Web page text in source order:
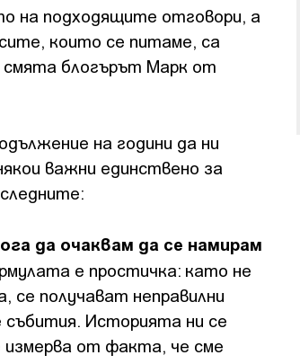
на подходящите отговори, а
които се питаме, са
блогърът Марк от
на години да ни
важни единствено за
да очаквам да се намирам
е простичка: като не
се получават неправилни
Историята ни се
измерва от факта, че сме